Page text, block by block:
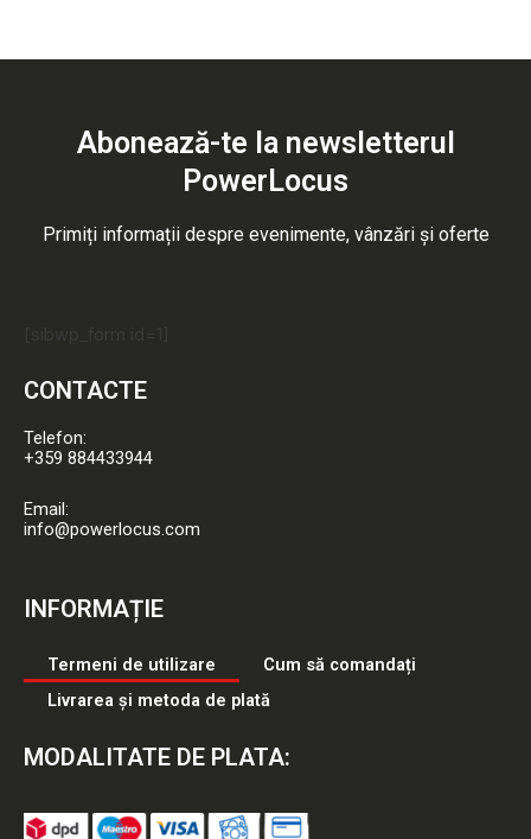
Abonează-te la newsletterul
PowerLocus
Primiți informații despre evenimente, vânzări și oferte
[sibwp_form id=1]
CONTACTE
Telefon:
+359 884433944
Email:
info@powerlocus.com
INFORMAȚIE
Termeni de utilizare
Cum să comandați
Livrarea și metoda de plată
MODALITATE DE PLATA: